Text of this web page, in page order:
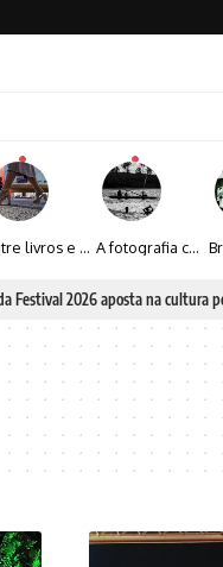
Entre livros e fotografia autoral, Sebastião Reis consolida uma trajetória marcada pelo olhar artístico A fotografia contemporânea de Cynthia Feyh Jappur entre luz, movimento e arte
Festival 2026 aposta na cultura